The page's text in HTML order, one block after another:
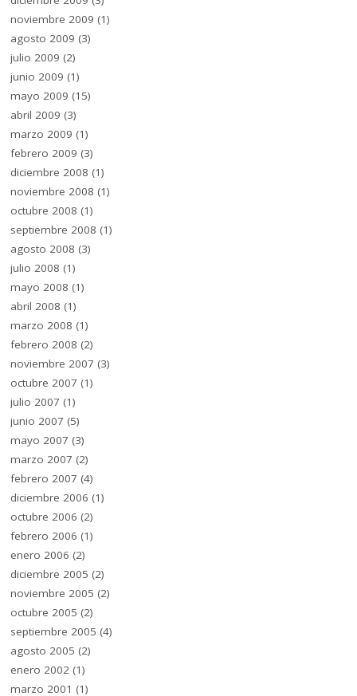
noviembre 2009 (1)
agosto 2009 (3)
julio 2009 (2)
junio 2009 (1)
mayo 2009 (15)
abril 2009 (3)
marzo 2009 (1)
febrero 2009 (3)
diciembre 2008 (1)
noviembre 2008 (1)
octubre 2008 (1)
septiembre 2008 (1)
agosto 2008 (3)
julio 2008 (1)
mayo 2008 (1)
abril 2008 (1)
marzo 2008 (1)
febrero 2008 (2)
noviembre 2007 (3)
octubre 2007 (1)
julio 2007 (1)
junio 2007 (5)
mayo 2007 (3)
marzo 2007 (2)
febrero 2007 (4)
diciembre 2006 (1)
octubre 2006 (2)
febrero 2006 (1)
enero 2006 (2)
diciembre 2005 (2)
noviembre 2005 (2)
octubre 2005 (2)
septiembre 2005 (4)
agosto 2005 (2)
enero 2002 (1)
marzo 2001 (1)